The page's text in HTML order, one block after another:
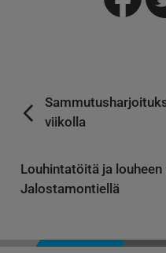
viikolla
Louhintatöitä ja
Jalostamontiellä